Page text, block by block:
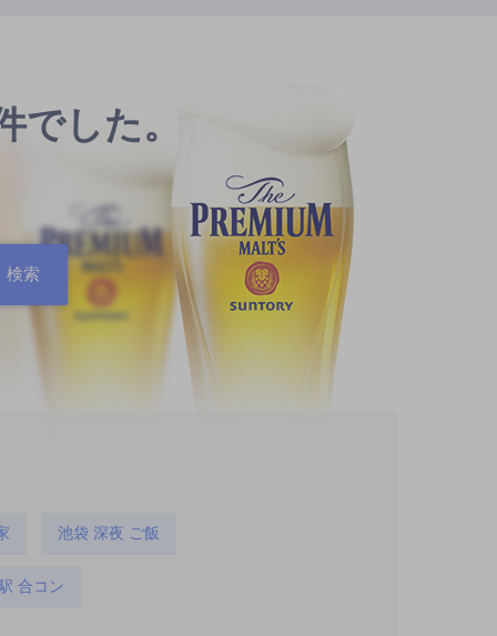
でした。
池袋 深夜 ご飯
合コン